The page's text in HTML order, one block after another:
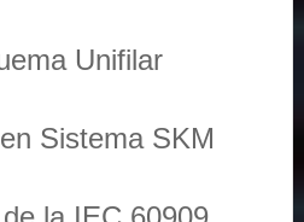
Unifilar
Sistema SKM